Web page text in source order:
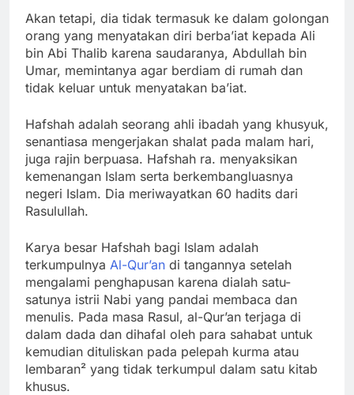
Akan tetapi, dia tidak termasuk ke dalam golongan
orang yang menyatakan diri berba’iat kepada Ali
bin Abi Thalib karena saudaranya, Abdullah bin
Umar, memintanya agar berdiam di rumah dan
tidak keluar untuk menyatakan ba’iat.
Hafshah adalah seorang ahli ibadah yang khusyuk,
senantiasa mengerjakan shalat pada malam hari,
juga rajin berpuasa. Hafshah ra. menyaksikan
kemenangan Islam serta berkembangluasnya
negeri Islam. Dia meriwayatkan 60 hadits dari
Rasulullah.
Karya besar Hafshah bagi Islam adalah
terkumpulnya Al-Qur’an di tangannya setelah
mengalami penghapusan karena dialah satu-
satunya istrii Nabi yang pandai membaca dan
menulis. Pada masa Rasul, al-Qur’an terjaga di
dalam dada dan dihafal oleh para sahabat untuk
kemudian dituliskan pada pelepah kurma atau
lembaran² yang tidak terkumpul dalam satu kitab
khusus.